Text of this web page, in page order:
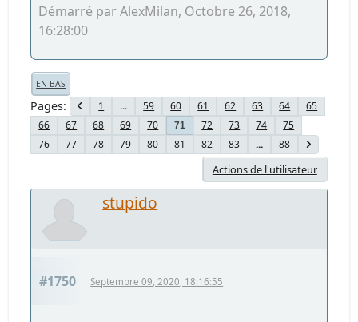
Démarré par AlexMilan, Octobre 26, 2018,
16:28:00
EN BAS
Pages 1 ... 59 60 61 62 63 64
65
66
67 68 69 70 71 72 73 74
75
76
77 78 79 80 81 82 83 ... 88
Actions de l'utilisateur
stupido
#1750 Septembre 09, 2020, 18:16:55